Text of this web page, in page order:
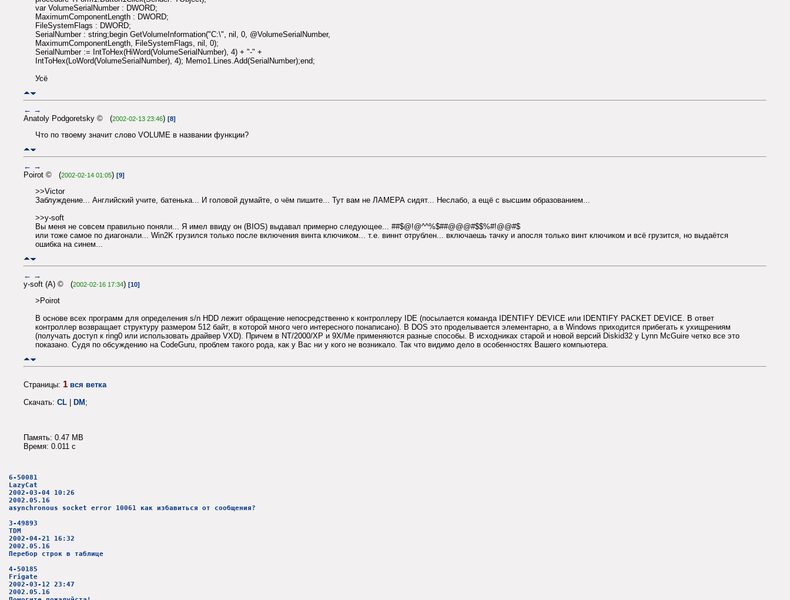
var VolumeSerialNumber : DWORD;
MaximumComponentLength : DWORD;
FileSystemFlags : DWORD;
SerialNumber : string;begin GetVolumeInformation("C:\", nil, 0, @VolumeSerialNumber,
MaximumComponentLength, FileSystemFlags, nil, 0);
SerialNumber := IntToHex(HiWord(VolumeSerialNumber), 4) + "-" +
IntToHex(LoWord(VolumeSerialNumber), 4); Memo1.Lines.Add(SerialNumber);end;
Усё
← →
Anatoly Podgoretsky © (2002-02-13 23:46) [8]
Что по твоему значит слово VOLUME в названии функции?
← →
Poirot © (2002-02-14 01:05) [9]
>>Victor
Заблуждение... Английский учите, батенька... И головой думайте, о чём пишите... Тут вам не ЛАМЕРА сидят... Неслабо, а ещё с высшим образованием...
>>y-soft
Вы меня не совсем правильно поняли... Я имел ввиду он (BIOS) выдавал примерно следующее... ##$@!@^^%$##@@@#$$%#!@@#$
или тоже самое по диагонали... Win2K грузился только после включения винта ключиком... т.е. виннт отрублен... включаешь тачку и апосля только винт ключиком и всё грузится, но выдаётся
ошибка на синем...
← →
y-soft (A) © (2002-02-16 17:34) [10]
>Poirot
В основе всех программ для определения s/n HDD лежит обращение непосредственно к контроллеру IDE (посылается команда IDENTIFY DEVICE или IDENTIFY PACKET DEVICE. В ответ
контроллер возвращает структуру размером 512 байт, в которой много чего интересного понаписано). В DOS это проделывается элементарно, а в Windows приходится прибегать к ухищрениям
(получать доступ к ring0 или использовать драйвер VXD). Причем в NT/2000/XP и 9X/Me применяются разные способы. В исходниках старой и новой версий Diskid32 у Lynn McGuire четко все это
показано. Судя по обсуждению на CodeGuru, проблем такого рода, как у Вас ни у кого не возникало. Так что видимо дело в особенностях Вашего компьютера.
Страницы: 1 вся ветка
Скачать: CL DM ;
Память: 0.47 MB
Время: 0.011 c
6-50081
LazyCat
2002-03-04 10:26
2002.05.16
asynchronous socket error 10061 как избавиться от сообщения?
3-49893
TDM
2002-04-21 16:32
2002.05.16
Перебор строк в таблице
4-50185
Frigate
2002-03-12 23:47
2002.05.16